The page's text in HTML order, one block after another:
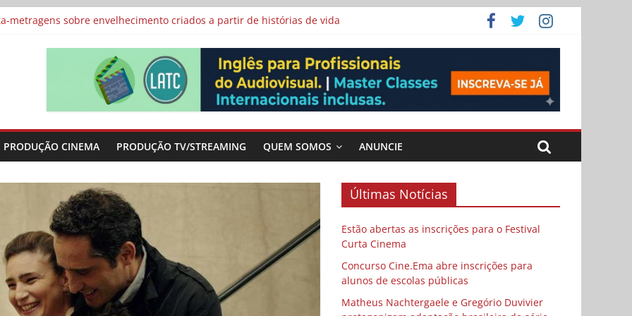
e divide prêmio principal entre “Manas” e “O Agente Secreto”
metragens sobre envelhecimento criados a partir de histórias de vida
de escolas públicas
adaptação brasileira de série argentina para o cinema
PRODUÇÃO CINEMA PRODUÇÃO TV/STREAMING QUEM SOMOS ANUNCIE
Últimas Notícias
Estão abertas as inscrições para o Festival
Curta Cinema
Concurso Cine.Ema abre inscrições para
alunos de escolas públicas
Matheus Nachtergaele e Gregório Duvivier